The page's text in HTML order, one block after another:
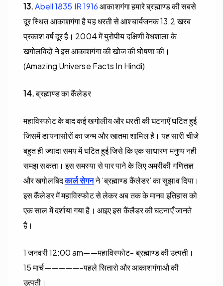
13. Abell 1835 IR 1916आकाशगंगा हमारे ब्रह्माण्ड की सबसे
दूर स्थित आकाशगंगा है यह धरती से आश्चार्यजनक 13.2 खरब
प्रकाश वर्ष दूर है। 2004 में युरोपीय दक्षिणी वेधशाला के
खगोलविदों ने इस आकाशगंगा की खोज की घोषणा की।
(Amazing Universe Facts In Hindi)
14.ब्रह्माण्ड का कैंलेडर
महाविस्फोट के बाद कई खगोलीय और धरती की घटनाएँ घटित हुई
जिसमें डायनासोरों का जन्म और खातमा शामिल है। यह सारी चीजे
बहुत ही ज्यादा समय में घटित हुई जिसे कि एक साधारण मनुष्य नही
समझ सकता। इस समस्या से पार पाने के लिए अमरीकी गणितज्ञ
और खगोलबिदकार्ल सेगनने ‘ब्रह्माण्ड कैंलेडर’ का सुझाव दिया।
इस कैंलेडर में महाविस्फोट से लेकर अब तक के मानव इतिहास को
एक साल में दर्शाया गया है। आइए इस कैंलैडर की घटनाएँ जानते
है।
1 जनवरी 12:00 am——महाविस्फोट- ब्रह्माण्ड की उत्पती।
15 मार्च—————–पहले सितारो और आकाशगंगाऔ की
उत्पती।